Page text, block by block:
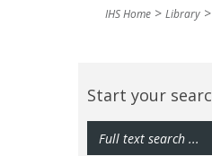
IHS Home Library
Start your